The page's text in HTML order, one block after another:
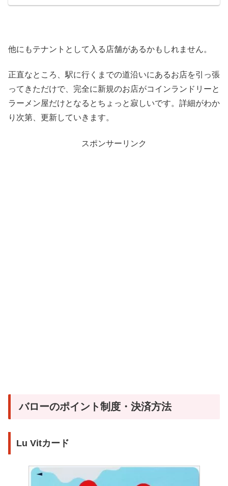
他にもテナントとして入る店舗があるかもしれません。
正直なところ、駅に行くまでの道沿いにあるお店を引っ張
ってきただけで、完全に新規のお店がコインランドリーと
ラーメン屋だけとなるとちょっと寂しいです。詳細がわか
り次第、更新していきます。
スポンサーリンク
バローのポイント制度・決済方法
Lu Vitカード